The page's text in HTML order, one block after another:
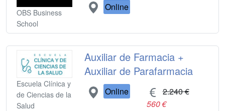
OBS Business
School
Online
Escuela Clínica y
de Ciencias de la
Salud
Auxiliar de Farmacia +
Auxiliar de Parafarmacia
Online
2.240 €
560 €